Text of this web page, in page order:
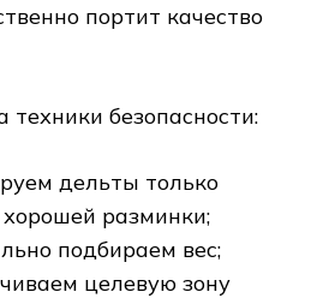
портит качество
техники безопасности:
дельты только
хорошей разминки;
подбираем вес;
целевую зону